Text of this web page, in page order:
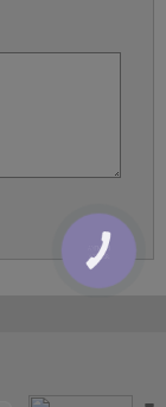
КНОПКА
ЗВ'ЯЗКУ